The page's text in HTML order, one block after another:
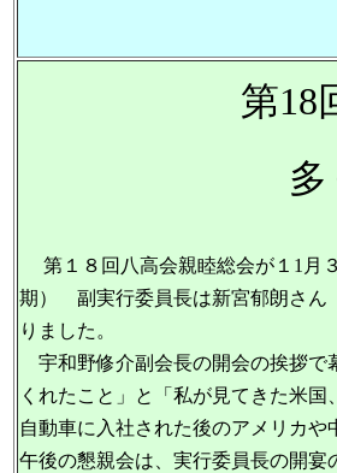
第18回八
多くの参
第１８回八高会親睦総会が１1月
期） 副実行委員長は新宮郁朗さん
りました。
宇和野修介副会長の開会の挨拶で
くれたこと」と「私が見てきた米
自動車に入社された後のアメリカ
午後の懇親会は、実行委員長の開宴